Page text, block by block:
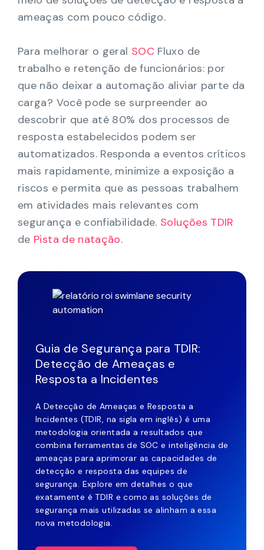
ameaças com pouco código.
Para melhorar o geral SOC Fluxo de
trabalho e retenção de funcionários: por
que não deixar a automação aliviar parte da
carga? Você pode se surpreender ao
descobrir que até 80% dos processos de
resposta estabelecidos podem ser
automatizados. Responda a eventos críticos
mais rapidamente, minimize a exposição a
riscos e permita que as pessoas trabalhem
em atividades mais relevantes com
segurança e confiabilidade. Soluções TDIR
de Pista de natação.
Guia de Segurança para TDIR:
Detecção de Ameaças e
Resposta a Incidentes
A Detecção de Ameaças e Resposta a
Incidentes (TDIR, na sigla em inglês) é uma
metodologia orientada a resultados que
combina ferramentas de SOC e inteligência de
ameaças para aprimorar as capacidades de
detecção e resposta das equipes de
segurança. Explore em detalhes o que
exatamente é TDIR e como as soluções de
segurança mais utilizadas se alinham a essa
nova metodologia.